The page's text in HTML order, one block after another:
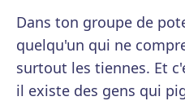
Dans ton groupe de
quelqu'un qui ne
surtout les tiennes. Et
il existe des gens qui